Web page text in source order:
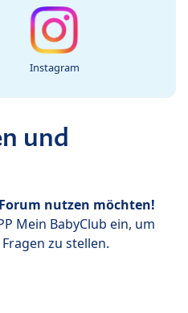
Instagram
und
nutzen möchten!
Mein BabyClub ein, um
zu stellen.